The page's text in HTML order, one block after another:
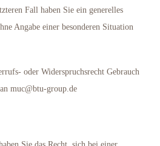
Fall haben Sie ein generelles
Angabe einer besonderen Situation
oder Widerspruchsrecht Gebrauch
muc@btu-group.de
Sie das Recht, sich bei einer